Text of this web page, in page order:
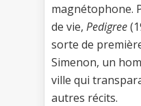
magnétophone.
de vie, Pedigree
sorte de
Simenon, un
ville qui
autres récits.